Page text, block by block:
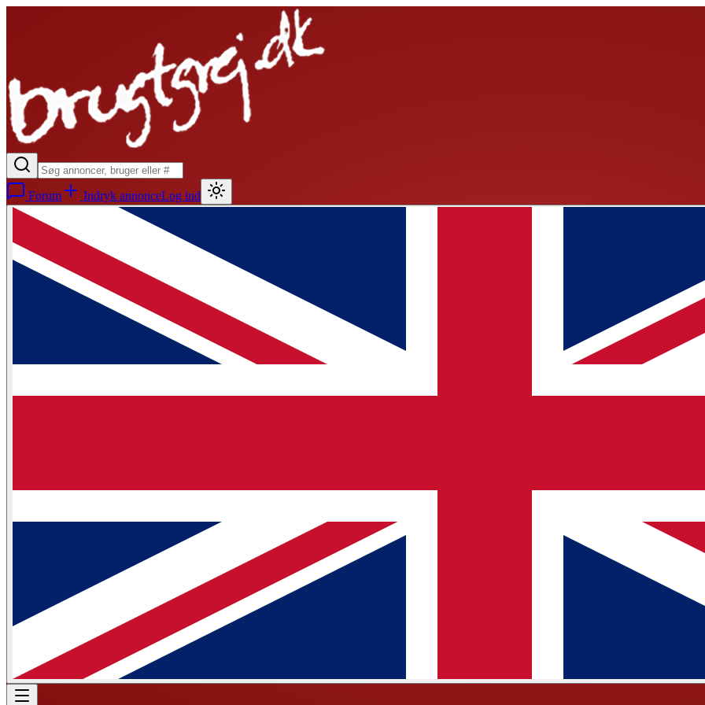
Forum Indryk annonceLog ind